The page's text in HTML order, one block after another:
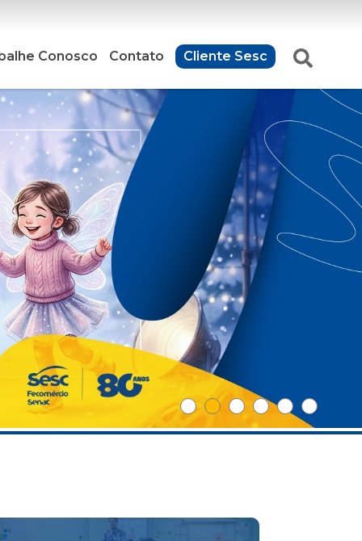
Conosco Contato Cliente Sesc